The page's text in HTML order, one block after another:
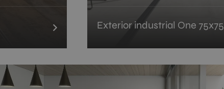
Exterior industrial One 75x75